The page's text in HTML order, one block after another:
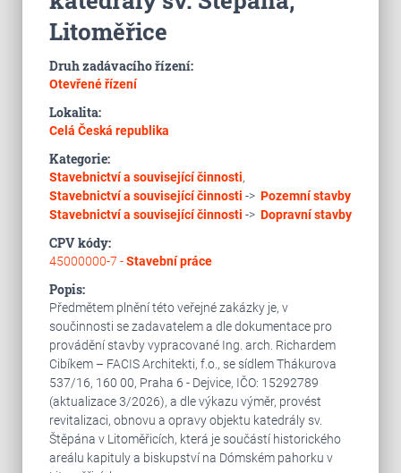
Litoměřice
Druh zadávacího řízení:
Otevřené řízení
Lokalita:
Celá Česká republika
Kategorie:
Stavebnictví a související činnosti,
Stavebnictví a související činnosti -> Pozemní stavby
Stavebnictví a související činnosti -> Dopravní stavby
CPV kódy:
45000000-7 -Stavební práce
Popis:
Předmětem plnění této veřejné zakázky je, v
součinnosti se zadavatelem a dle dokumentace pro
provádění stavby vypracované Ing. arch. Richardem
Cibíkem – FACIS Architekti, f.o., se sídlem Thákurova
537/16, 160 00, Praha 6 - Dejvice, IČO: 15292789
(aktualizace 3/2026), a dle výkazu výměr, provést
revitalizaci, obnovu a opravy objektu katedrály sv.
Štěpána v Litoměřicích, která je součástí historického
areálu kapituly a biskupství na Dómském pahorku v